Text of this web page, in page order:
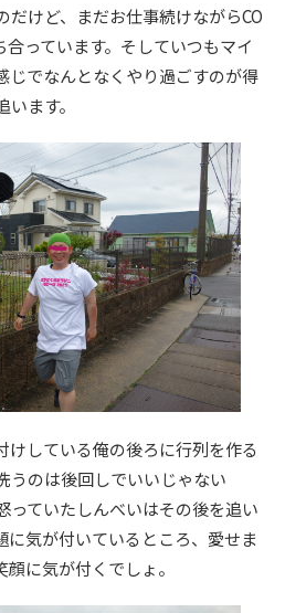
だけど、まだお仕事続けながらCO
っています。そしていつもマイ
じでなんとなくやり過ごすのが得
ます。
けしている俺の後ろに行列を作る
うのは後回しでいいじゃない
っていたしんべいはその後を追い
に気が付いているところ、愛せま
に気が付くでしょ。